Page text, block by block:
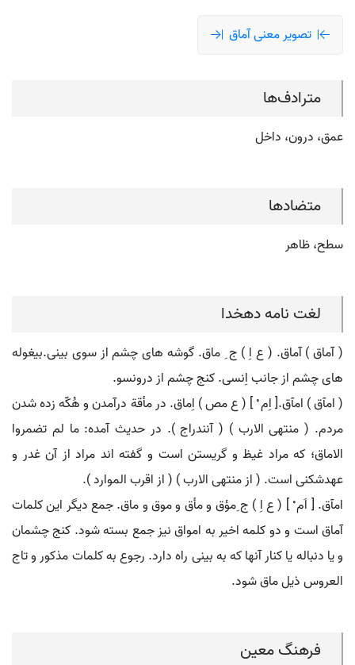
تصویر معنی آماق
مترادف‌ها
عمق، درون، داخل
متضادها
سطح، ظاهر
لغت نامه دهخدا
( آماق ) آماق. ( ع اِ ) ج ِ ماق. گوشه های چشم از سوی بینی.بیغوله
های چشم از جانب اِنسی. کنج چشم از درونسو.
( امآق ) امآق.[ اِم ْ ] ( ع مص ) اِماق. در مأقة درآمدن و هُکّه زده شدن
مردم. ( منتهی الارب ) ( آنندراج ). در حدیث آمده: ما لم تضمروا
الاماق؛ که مراد غیظ و گریستن است و گفته اند مراد از آن غدر و
عهدشکنی است. ( از منتهی الارب ) ( از اقرب الموارد ).
امآق. [ اَم ْ ] ( ع اِ ) ج ِمؤق و مأق و موق و ماق. جمع دیگر این کلمات
آماق است و دو کلمه اخیر به امواق نیز جمع بسته شود. کنج چشمان
و یا دنباله یا کنار آنها که به بینی راه دارد. رجوع به کلمات مذکور و تاج
العروس ذیل ماق شود.
فرهنگ معین